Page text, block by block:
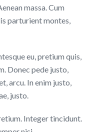
massa. Cum
parturient montes,
eu, pretium quis,
Donec pede justo,
arcu. In enim justo,
justo.
Integer tincidunt.